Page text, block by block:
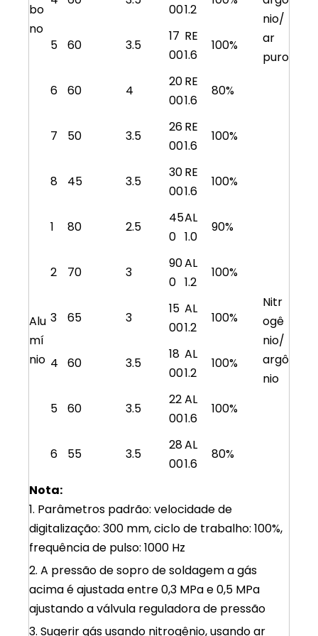
bo
no
nio/
ar
puro
001.2
5 60 3.5
17
00
RE
1.6
100%
6 60 4
20
00
RE
1.6
80%
7 50 3.5
26
00
RE
1.6
100%
8 45 3.5
30
00
RE
1.6
100%
Alu
mí
nio
1 80 2.5
45
0
AL
1.0
90%
Nitr
ogê
nio/
argô
nio
2 70 3
90
0
AL
1.2
100%
3 65 3
15
00
AL
1.2
100%
4 60 3.5
18
00
AL
1.2
100%
5 60 3.5
22
00
AL
1.6
100%
6 55 3.5
28
00
AL
1.6
80%
Nota:
1. Parâmetros padrão: velocidade de
digitalização: 300 mm, ciclo de trabalho: 100%,
frequência de pulso: 1000 Hz
2. A pressão de sopro de soldagem a gás
acima é ajustada entre 0,3 MPa e 0,5 MPa
ajustando a válvula reguladora de pressão
3. Sugerir gás usando nitrogênio, usando ar